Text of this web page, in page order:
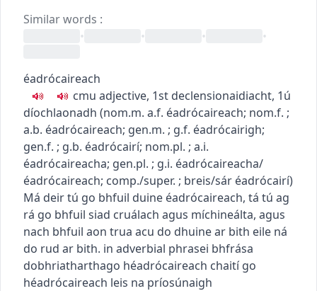
Similar words :
•
• • •
éadrócaireach
cmu adjective, 1st declensionaidiacht, 1ú
díochlaonadh (nom.m. a.f. éadrócaireach; nom.f. ;
a.b. éadrócaireach; gen.m. ; g.f. éadrócairigh;
gen.f. ; g.b. éadrócairí; nom.pl. ; a.i.
éadrócaireacha; gen.pl. ; g.i. éadrócaireacha/
éadrócaireach; comp./super. ; breis/sár éadrócairí)
Má deir tú go bhfuil duine éadrócaireach, tá tú ag
rá go bhfuil siad cruálach agus míchineálta, agus
nach bhfuil aon trua acu do dhuine ar bith eile ná
do rud ar bith. in adverbial phrasei bhfrása
dobhriatharthago héadrócaireach chaití go
héadrócaireach leis na príosúnaigh